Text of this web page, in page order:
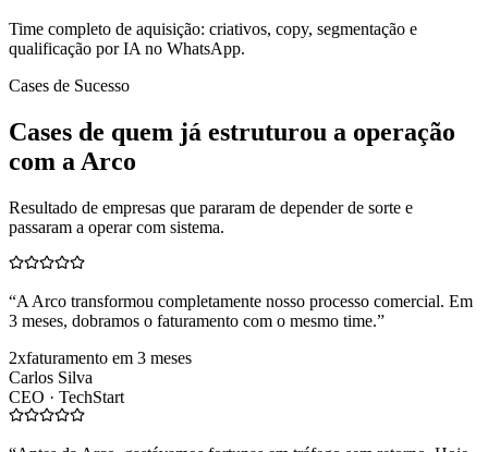
Time completo de aquisição: criativos, copy, segmentação e
qualificação por IA no WhatsApp.
Cases de Sucesso
Cases de quem já estruturou a operação
com a Arco
Resultado de empresas que pararam de depender de sorte e
passaram a operar com sistema.
“A Arco transformou completamente nosso processo comercial. Em
3 meses, dobramos o faturamento com o mesmo time.”
2xfaturamento em 3 meses
Carlos Silva
CEO · TechStart